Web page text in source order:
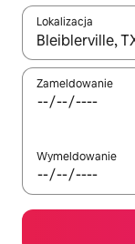
Lokalizacja
Gdy wyniki
Zameldowanie
Wymeldowanie